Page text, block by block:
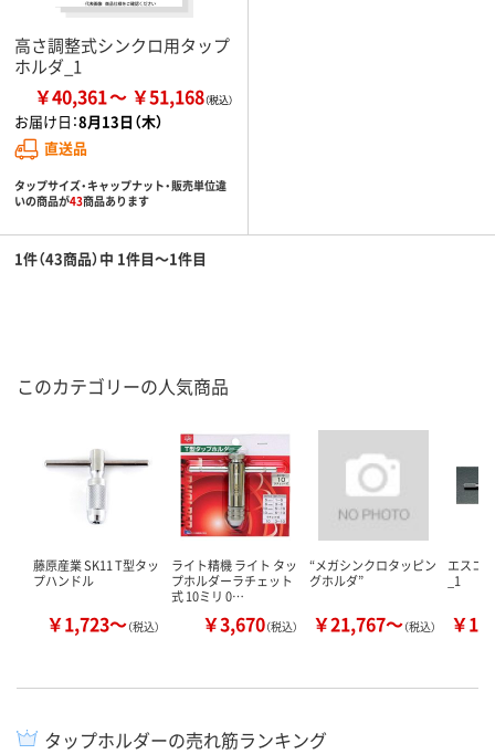
高さ調整式シンクロ用タップ
ホルダ_1
￥40,361 ￥51,168
お届け日：8月13日（木）
直送品
タップサイズ・キャップナット・販売単位違
いの商品が43商品あります
1件（43商品）中 1件目～1件目
このカテゴリーの人気商品
藤原産業 SK11 T型タッ
プハンドル
￥1,723～（税込）
ライト精機 ライト タッ
プホルダーラチェット
式 10ミリ 0…
￥3,670（税込）
“メガシンクロタッピン
グホルダ”
￥21,767～（税込）
エスコ
_1
￥
タップホルダーの売れ筋ランキング